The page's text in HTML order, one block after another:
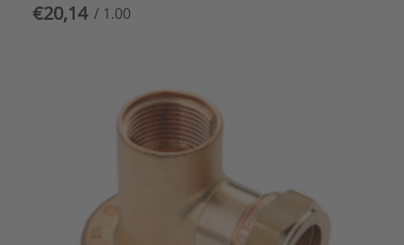
€20,14 / 1.00